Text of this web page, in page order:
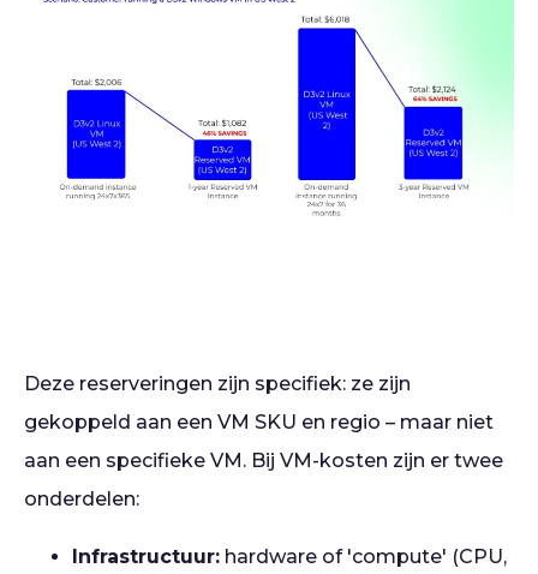
Deze reserveringen zijn specifiek: ze zijn
gekoppeld aan een VM SKU en regio – maar niet
aan een specifieke VM. Bij VM-kosten zijn er twee
onderdelen:
Infrastructuur: hardware of 'compute' (CPU,